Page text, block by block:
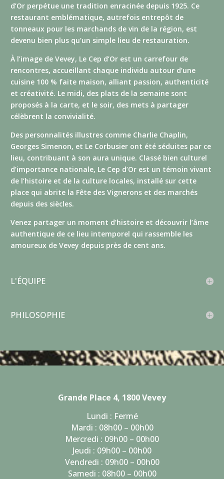
d’Or perpétue une tradition enracinée depuis 1925. Ce
restaurant emblématique, autrefois entrepôt de
tonneaux pour les marchands de vin de la région, est
devenu bien plus qu’un simple lieu de restauration.
À l’image de Vevey, Le Cep d’Or est un carrefour de
rencontres, accueillant chaque individu autour d’une
cuisine 100 % faite maison, alliant passion, authenticité
et créativité. Le midi, des plats de la semaine sont
proposés à la carte, et le soir, des mets à partager
célèbrent la convivialité.
Des personnalités illustres comme Charlie Chaplin,
Georges Simenon, et Le Corbusier ont été séduites par ce
lieu, contribuant à son aura unique. Classé bien culturel
d’importance nationale, Le Cep d’Or est un témoin vivant
de l’histoire et de la culture locales, installé sur cette
place qui abrite la Fête des Vignerons et des marchés
depuis des siècles.
Venez partager un moment d’histoire et découvrir l’âme
authentique de ce lieu intemporel qui rassemble les
amoureux de Vevey depuis près de cent ans.
L'ÉQUIPE
PHILOSOPHIE
Grande Place 4, 1800 Vevey
Lundi : Fermé
Mardi : 08h00 – 00h00
Mercredi : 09h00 – 00h00
Jeudi : 09h00 – 00h00
Vendredi : 09h00 – 00h00
Samedi : 08h00 – 00h00